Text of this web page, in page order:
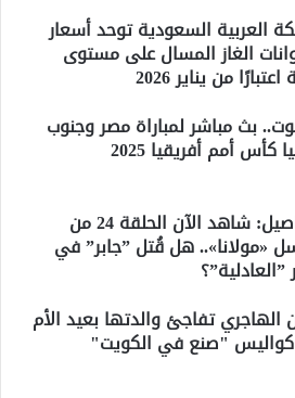
العربية السعودية توحد أسعار
الغاز المسال على مستوى
من يناير 2026
بث مباشر لمباراة مصر وجنوب
كأس أمم أفريقيا 2025
بالتفاصيل: شاهد الآن الحلقة 24 من
«مولانا».. هل قُتل ”جابر” في
”العادلية”؟
تفاجئ والدتها بعيد الأم
كواليس "صنع في الكويت"